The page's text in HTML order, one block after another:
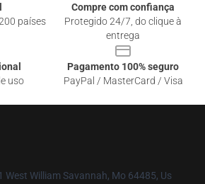
países
Compre com confiança
Protegido 24/7, do clique à
entrega
uso
Pagamento 100% seguro
PayPal / MasterCard / Visa
West William Savannah, Mo 64485, Us